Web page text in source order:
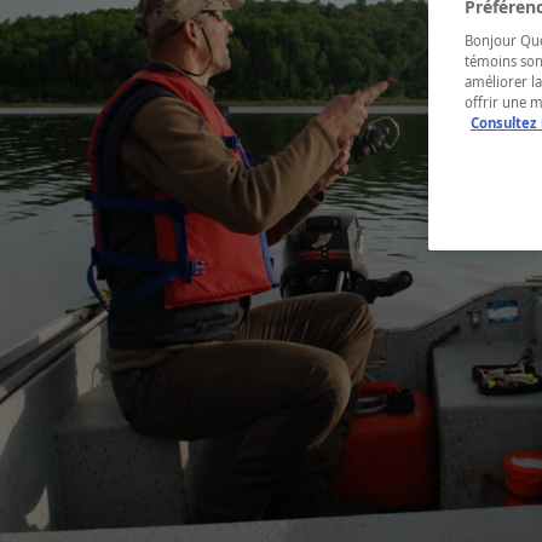
Bonjour
témoins
améliorer
offrir une